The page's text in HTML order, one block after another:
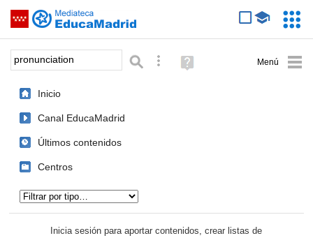
Saltar navegación
Palabra o frase: Búsqueda avanzada
Ayuda
(en
Inicio
Canal EducaMadrid
Últimos contenidos
Centros
Inicia sesión para aportar contenidos, crear listas de